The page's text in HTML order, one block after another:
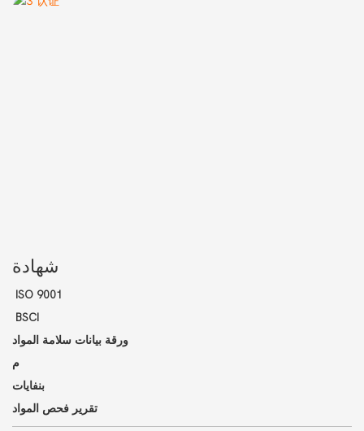
شهادة
ISO 9001
BSCI
ورقة بيانات سلامة المواد
م
بنفايات
تقرير فحص المواد